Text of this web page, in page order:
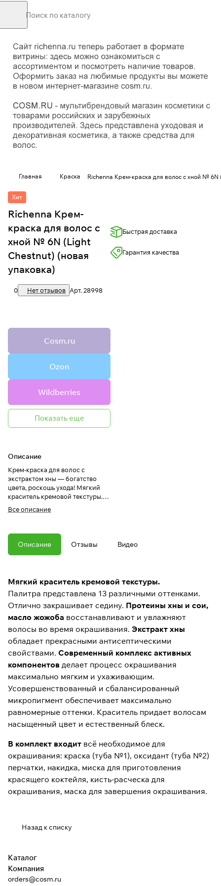
Главная Краска Richenna Крем-краска для волос с хной №
Хит
Richenna Крем-
краска для волос с
хной № 6N (Light
Chestnut) (новая
упаковка)
0 Нет отзывов Арт.28998
Cosm.ru
Ozon
Wildberries
Показать еще
Описание
Крем-краска для волос с
экстрактом хны — богатство
цвета, роскошь ухода! Мягкий
краситель кремовой текстуры.
Протеины хны и сои, масло
увлажняют волосы во время
окрашивания.
Все описание
Быстрая доставка
Гарантия качества
Описание Отзывы Видео
Мягкий краситель кремовой текстуры.
Палитра представлена 13 различными оттенками.
Отлично закрашивает седину. Протеины хны и сои,
масло жожоба восстанавливают и увлажняют
волосы во время окрашивания. Экстракт хны
обладает прекрасными антисептическими
свойствами. Современный комплекс активных
компонентов делает процесс окрашивания
максимально мягким и ухаживающим.
Усовершенствованный и сбалансированный
микропигмент обеспечивает максимально
равномерные оттенки. Краситель придает волосам
насыщенный цвет и естественный блеск.
В комплект входит всё необходимое для
окрашивания: краска (туба №1), оксидант (туба №2)
перчатки, накидка, миска для приготовления
красящего коктейля, кисть-расческа для
окрашивания, маска для завершения окрашивания.
Назад к списку
Каталог
Компания
orders@cosm.ru